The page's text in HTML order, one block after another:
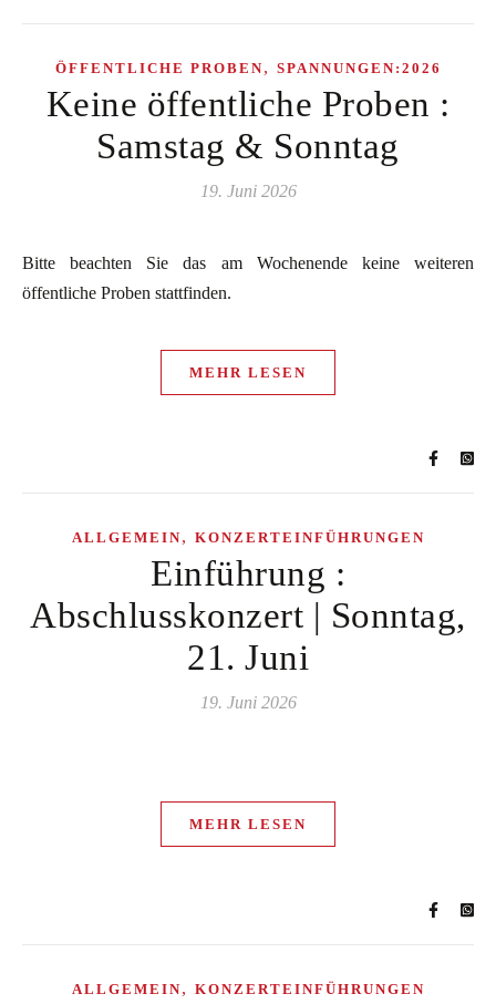
ÖFFENTLICHE PROBEN, SPANNUNGEN:2026
Keine öffentliche Proben :
Samstag & Sonntag
19. Juni 2026
Bitte beachten Sie das am Wochenende keine weiteren
öffentliche Proben stattfinden.
MEHR LESEN
ALLGEMEIN, KONZERTEINFÜHRUNGEN
Einführung :
Abschlusskonzert | Sonntag,
21. Juni
19. Juni 2026
MEHR LESEN
ALLGEMEIN, KONZERTEINFÜHRUNGEN